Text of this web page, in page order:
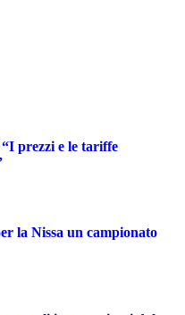
prezzi e le tariffe
la Nissa un campionato